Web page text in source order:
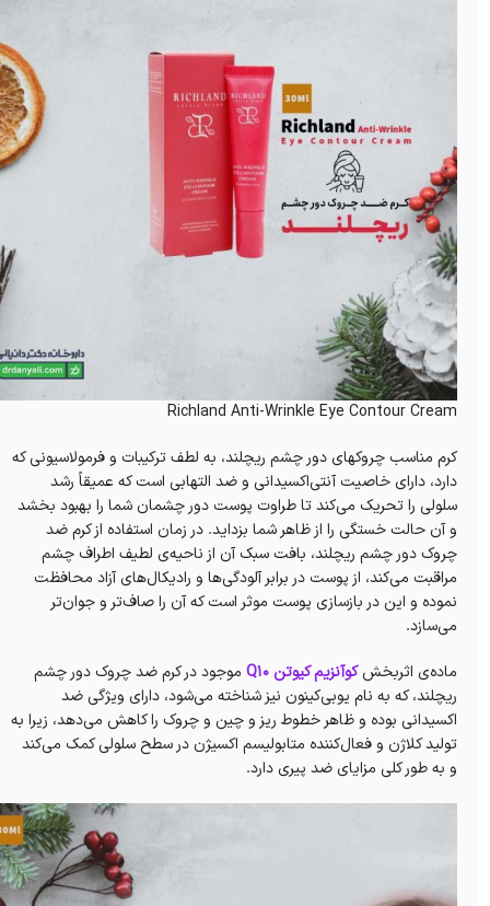
Richland Anti-Wrinkle Eye Contour Cream
کرم مناسب چروکهای دور چشم ریچلند، به لطف ترکیبات و فرمولاسیونی که
دارد، دارای خاصیت آنتی‌اکسیدانی و ضد التهابی است که عمیقاً رشد
سلولی را تحریک می‌کند تا طراوت پوست دور چشمان شما را بهبود بخشد
و آن حالت خستگی را از ظاهر شما بزداید. در زمان استفاده از کرم ضد
چروک دور چشم ریچلند، بافت سبک آن از ناحیه‌ی لطیف اطراف چشم
مراقبت می‌کند، از پوست در برابر آلودگی‌ها و رادیکال‌های آزاد محافظت
نموده و این در بازسازی پوست موثر است که آن را صاف‌تر و جوان‌تر
می‌سازد.
ماده‌ی اثربخشکوآنزیم کیوتن Q10
موجود در کرم ضد چروک دور چشم
ریچلند، که به نام یوبی‌کینون نیز شناخته می‌شود، دارای ویژگی ضد
اکسیدانی بوده و ظاهر خطوط ریز و چین و چروک را کاهش می‌دهد، زیرا به
تولید کلاژن و فعال‌کننده متابولیسم اکسیژن در سطح سلولی کمک می‌کند
و به‌ طور کلی مزایای ضد پیری دارد.